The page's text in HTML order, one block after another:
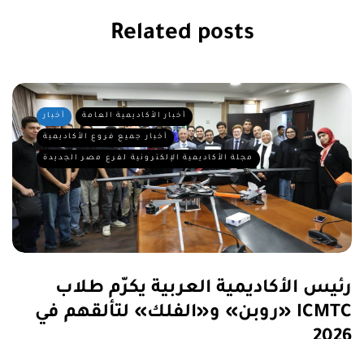
Related posts
أخبار أخبار الأكاديمية العامة
أخبار جميع فروع الأكاديمية
مجلة الأكاديمية الإلكترونية لفرع مصر الجديدة
رئيس الأكاديمية العربية يكرّم طلاب
«روبن» و«الفلك» لتألقهم في ICMTC